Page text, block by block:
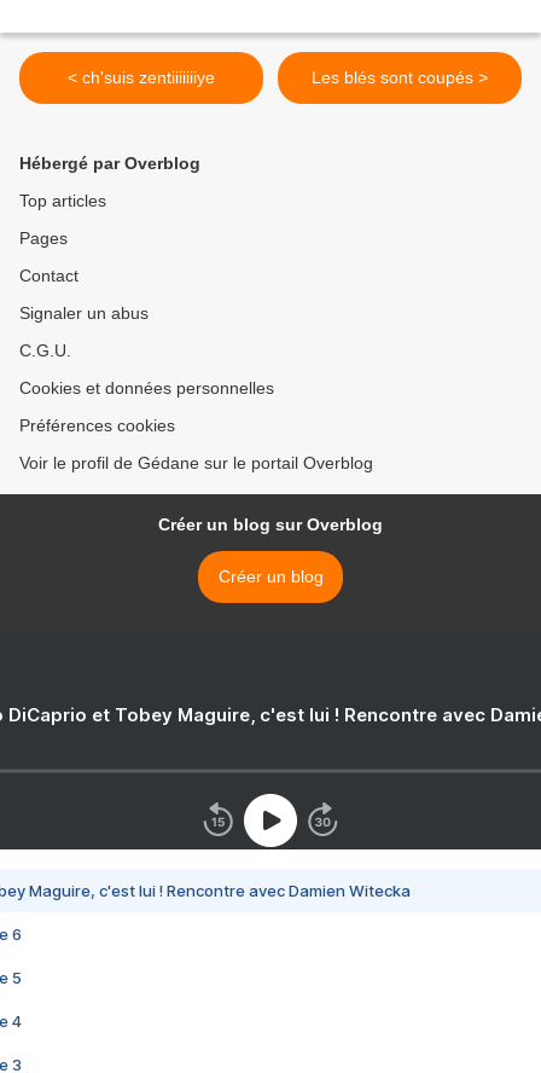
< ch'suis zentiiiiiiiye Les blés sont coupés >
Hébergé par Overblog
Top articles
Pages
Contact
Signaler un abus
C.G.U.
Cookies et données personnelles
Préférences cookies
Voir le profil de Gédane sur le portail Overblog
Créer un blog sur Overblog
Créer un blog
DiCaprio et Tobey Maguire, c'est lui ! Rencontre avec
Maguire, c'est lui ! Rencontre avec Damien Witecka
6
5
4
3